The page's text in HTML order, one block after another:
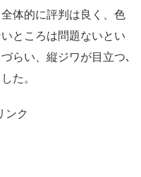
体的に評判は良く、色
ところは問題ないとい
らい、縦ジワが目立つ､
た。
ンク